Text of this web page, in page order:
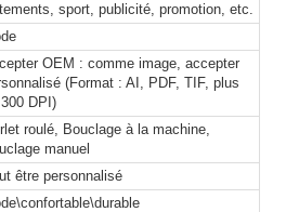
sport, publicité, promotion, etc.
OEM : comme image, accepter
(Format : AI, PDF, TIF, plus
DPI)
roulé, Bouclage à la machine,
manuel
être personnalisé